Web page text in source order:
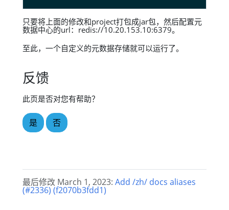
只要将上面的修改和project打包成jar包，然后配置元
数据中心的url：redis://10.20.153.10:6379。
至此，一个自定义的元数据存储就可以运行了。
反馈
此页是否对您有帮助？
是 否
最后修改 March 1, 2023: Add /zh/ docs aliases
(#2336) (f2070b3fdd1)